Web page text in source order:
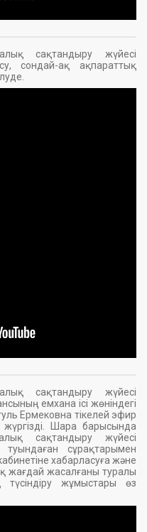
сақтандыру жүйесі
сондай-ақ ақпараттық
сақтандыру жүйесі
емхана ісі жөніндегі
Ермековна тікелей эфир
Шара барысында
сақтандыру жүйесі
сұрақтарымен
хабарласуға және
жағдай жасалғаны туралы
түсіндіру жұмыстары өз